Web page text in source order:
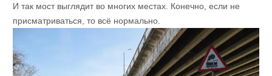
И так мост выглядит во многих местах. Конечно, если не
присматриваться, то всё нормально.